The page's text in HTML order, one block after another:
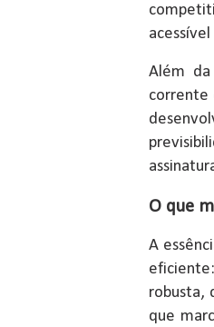
Além
corrente
O que
A
robusta,
que